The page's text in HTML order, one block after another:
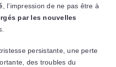
, l’impression de ne pas être à
par les nouvelles
persistante, une perte
des troubles du